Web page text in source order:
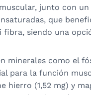
junto con
que
siendo una
minerales como el
para la función
hierro (1,52 mg) y